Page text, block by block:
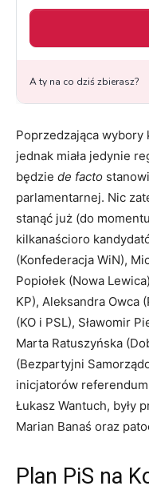
Poprzedzająca wybory
jednak miała jedynie
będzie de facto
parlamentarnej. Nic
stanąć już (do
kilkanaścioro
(Konfederacja WiN),
Popiołek (Nowa
KP), Aleksandra Owca
(KO i PSL), Sławomir
Marta Ratuszyńska
(Bezpartyjni
inicjatorów referendum
Łukasz Wantuch, były
Marian Banaś oraz
Plan PiS na